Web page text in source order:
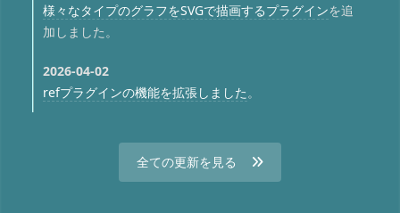
様々なタイプのグラフをSVGで描画するプラグインを追
加しました。
2026-04-02
refプラグインの機能を拡張しました。
全ての更新を見る